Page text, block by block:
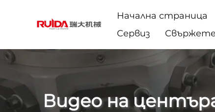
Начална страница
Сервиз
Видео на